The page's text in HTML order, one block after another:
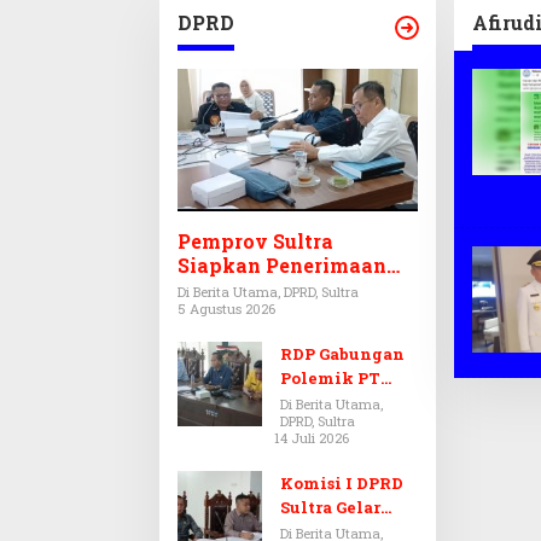
DPRD
Pemprov Sultra
Siapkan Penerimaan
CPNS dan PPPK 2027,
DPRD Sultra Desak
Formasi Disabilitas
Di Berita Utama, DPRD, Sultra
5 Agustus 2026
RDP Gabungan
Polemik PT
Antam-SJS
Kolaka
Ditunda,
Komisi III dan
IV Menunggu
Di Berita Utama,
DPRD, Sultra
14 Juli 2026
Komisi I DPRD
Sultra Gelar
RDP, Ungkap
Di Berita Utama,